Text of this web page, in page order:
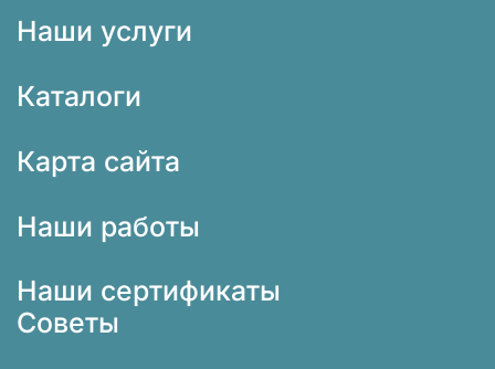
Наши услуги
Каталоги
Карта сайта
Наши работы
Наши сертификаты
Советы